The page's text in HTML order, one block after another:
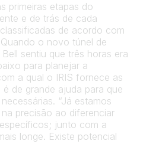
primeiras etapas do
e de trás de cada
de acordo com
o novo túnel de
sentiu que três horas era
para planejar a
a qual o IRIS fornece as
de grande ajuda para que
“Já estamos
precisão ao diferenciar
junto com a
longe. Existe potencial